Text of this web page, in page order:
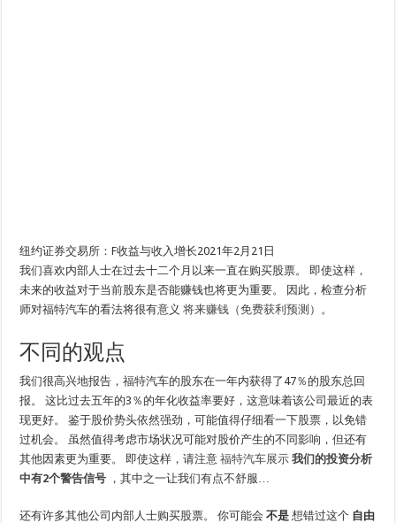
纽约证券交易所：F收益与收入增长2021年2月21日
我们喜欢内部人士在过去十二个月以来一直在购买股票。 即使这样，
未来的收益对于当前股东是否能赚钱也将更为重要。 因此，检查分析
师对福特汽车的看法将很有意义将来赚钱（免费获利预测） 。
不同的观点
我们很高兴地报告，福特汽车的股东在一年内获得了47％的股东总回
报。 这比过去五年的3％的年化收益率要好，这意味着该公司最近的表
现更好。 鉴于股价势头依然强劲，可能值得仔细看一下股票，以免错
过机会。 虽然值得考虑市场状况可能对股价产生的不同影响，但还有
其他因素更为重要。 即使这样，请注意福特汽车展示我们的投资分析
中有2个警告信号 ，其中之一让我们有点不舒服…
还有许多其他公司内部人士购买股票。 你可能会不是 想错过这个 自由